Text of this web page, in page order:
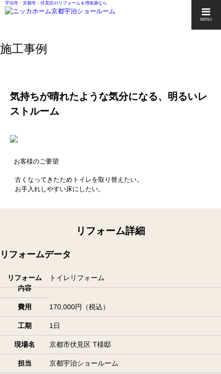
宇治市・京都市・伏見区のリフォーム＆増改築なら
MENU
施工事例
気持ちが晴れたような気分になる、明るいレ
ストルーム
お客様のご要望
古くなってきたためトイレを取り替えたい。
お手入れしやすい床にしたい。
リフォーム詳細
リフォームデータ
リフォーム
内容
トイレリフォーム
費用 170,000円（税込）
工期 1日
現場名 京都市伏見区 T様邸
担当 京都宇治ショールーム